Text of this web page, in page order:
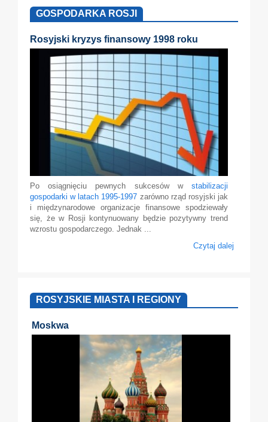
GOSPODARKA ROSJI
Rosyjski kryzys finansowy 1998 roku
Po osiągnięciu pewnych sukcesów wstabilizacji
gospodarki w latach 1995-1997 zarówno rząd rosyjski jak
i międzynarodowe organizacje finansowe spodziewały
się, że w Rosji kontynuowany będzie pozytywny trend
wzrostu gospodarczego. Jednak ...
Czytaj dalej
ROSYJSKIE MIASTA I REGIONY
Moskwa